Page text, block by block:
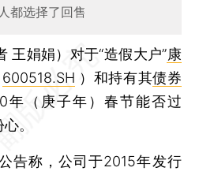
都选择了回售
王娟娟） 对于“造假大户”康
600518.SH ）和持有其债券
年（庚子年）春节能否过
。
称，公司于2015年发行